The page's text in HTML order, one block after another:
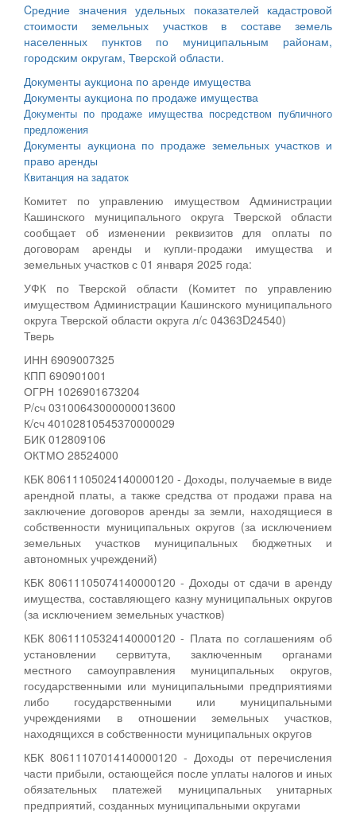
Cредние значения удельных показателей кадастровой
стоимости земельных участков в составе земель
населенных пунктов по муниципальным районам,
городским округам, Тверской области.
Документы аукциона по аренде имущества
Документы аукциона по продаже имущества
Документы по продаже имущества посредством публичного
предложения
Документы аукциона по продаже земельных участков и
право аренды
Квитанция на задаток
Комитет по управлению имуществом Администрации
Кашинского муниципального округа Тверской области
сообщает об изменении реквизитов для оплаты по
договорам аренды и купли-продажи имущества и
земельных участков с 01 января 2025 года:
УФК по Тверской области (Комитет по управлению
имуществом Администрации Кашинского муниципального
округа Тверской области округа л/с 04363D24540)
Тверь
ИНН 6909007325
КПП 690901001
ОГРН 1026901673204
Р/сч 03100643000000013600
К/сч 40102810545370000029
БИК 012809106
ОКТМО 28524000
КБК 80611105024140000120 - Доходы, получаемые в виде
арендной платы, а также средства от продажи права на
заключение договоров аренды за земли, находящиеся в
собственности муниципальных округов (за исключением
земельных участков муниципальных бюджетных и
автономных учреждений)
КБК 80611105074140000120 - Доходы от сдачи в аренду
имущества, составляющего казну муниципальных округов
(за исключением земельных участков)
КБК 80611105324140000120 - Плата по соглашениям об
установлении сервитута, заключенным органами
местного самоуправления муниципальных округов,
государственными или муниципальными предприятиями
либо государственными или муниципальными
учреждениями в отношении земельных участков,
находящихся в собственности муниципальных округов
КБК 80611107014140000120 - Доходы от перечисления
части прибыли, остающейся после уплаты налогов и иных
обязательных платежей муниципальных унитарных
предприятий, созданных муниципальными округами